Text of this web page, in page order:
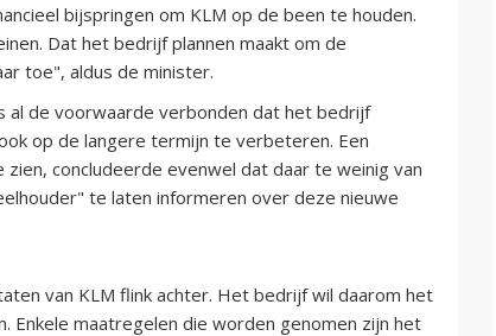
bijspringen om KLM op de been te houden.
Dat het bedrijf plannen maakt om de
toe", aldus de minister.
al de voorwaarde verbonden dat het bedrijf
op de langere termijn te verbeteren. Een
concludeerde evenwel dat daar te weinig van
te laten informeren over deze nieuwe
van KLM flink achter. Het bedrijf wil daarom het
maatregelen die worden genomen zijn het